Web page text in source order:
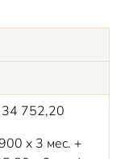
752,20
х 3 мес. +